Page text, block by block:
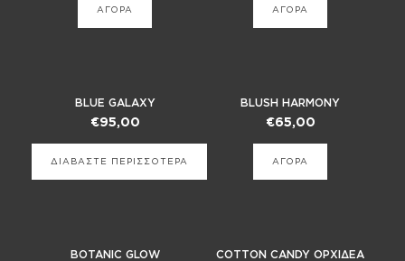
ΑΓΟΡΑ ΑΓΟΡΑ
BLUE GALAXY
€95,00
ΔΙΑΒΑΣΤΕ ΠΕΡΙΣΣΟΤΕΡΑ
BLUSH HARMONY
€65,00
ΑΓΟΡΑ
BOTANIC GLOW COTTON CANDY ΟΡΧΙΔΕΑ